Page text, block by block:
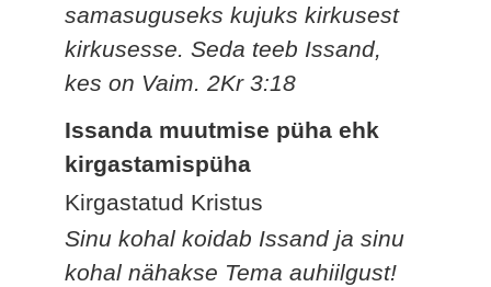
samasuguseks kujuks kirkusest
kirkusesse. Seda teeb Issand,
kes on Vaim. 2Kr 3:18
Issanda muutmise püha ehk
kirgastamispüha
Kirgastatud Kristus
Sinu kohal koidab Issand ja sinu
kohal nähakse Tema auhiilgust!